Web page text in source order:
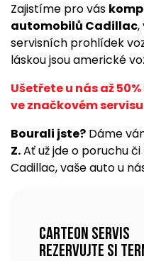
Zajistíme pro vás
automobilů Cadillac,
servisních prohlídek
láskou jsou americké
Ušetřete u nás až
ve značkovém
Bourali jste? Dáme
Z.Ať už jde o poruchu
Cadillac, vaše auto u
Carteon servis
rezervujte si